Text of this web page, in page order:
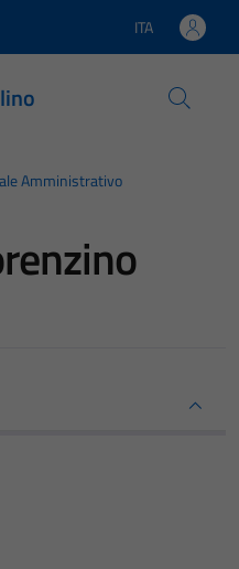
Lingua attiva:
ITA
Amministrativo